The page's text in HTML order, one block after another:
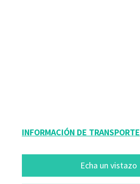
INFORMACIÓN DE TRANSPORTE
Echa un vistazo